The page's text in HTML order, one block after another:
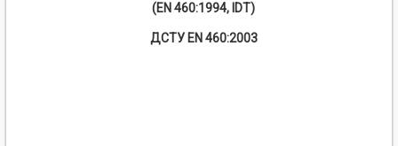
(EN 460:1994, IDТ)
ДСТУ EN 460:2003